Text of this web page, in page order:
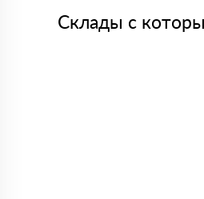
Склады с